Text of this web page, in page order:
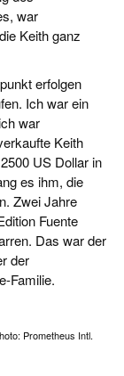
war
Keith ganz
erfolgen
Ich war ein
war
Keith
US Dollar in
es ihm, die
Zwei Jahre
Fuente
Das war der
der
Familie.
Prometheus Intl.